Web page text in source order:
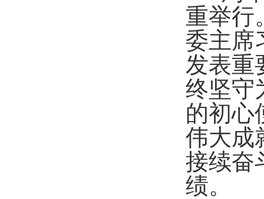
重举行
委主席
发表重
终坚守
的初心
伟大成
接续奋
绩。